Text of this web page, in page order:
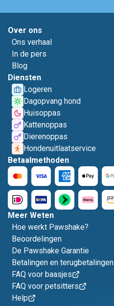
Over ons
Ons verhaal
In de pers
Blog
Diensten
Logeren
Dagopvang hond
Huisoppas
Kattenoppas
Dierenoppas
Hondenuitlaatservice
Betaalmethoden
Meer Weten
Hoe werkt Pawshake?
Beoordelingen
De Pawshake Garantie
Betalingen en terugbetalingen
FAQ voor baasjes
FAQ voor petsitters
Help